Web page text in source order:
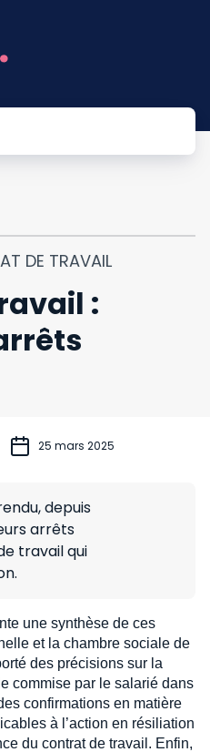
DE TRAVAIL
:
25 mars 2025
depuis
arrêts
travail qui
une synthèse de ces
et la chambre sociale de
des précisions sur la
commise par le salarié dans
confirmations en matière
à l’action en résiliation
du contrat de travail. Enfin,